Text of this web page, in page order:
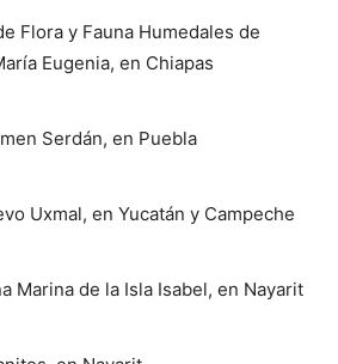
Flora y Fauna Humedales de
Eugenia, en Chiapas
Serdán, en Puebla
Uxmal, en Yucatán y Campeche
Marina de la Isla Isabel, en Nayarit